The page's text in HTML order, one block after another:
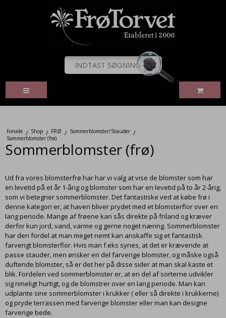
Forside / Shop / FRØ / Sommerblomster/Stauder /
Sommerblomster (frø)
Sommerblomster (frø)
Ud fra vores blomsterfrø har har vi valg at vise de blomster som har
en levetid på et år 1-årig og blomster som har en levetid på to år 2-årig,
som vi betegner sommerblomster. Det fantastiske ved at købe frø i
denne kategori er, at haven bliver prydet med et blomsterflor over en
lang periode. Mange af frøene kan sås direkte på friland og kræver
derfor kun jord, vand, varme og gerne noget næring. Sommerblomster
har den fordel at man meget nemt kan anskaffe sig et fantastisk
farverigt blomsterflor. Hvis man f.eks synes, at det er krævende at
passe stauder, men ønsker en del farverige blomster, og måske også
duftende blomster, så er det her på disse sider at man skal kaste et
blik. Fordelen ved sommerblomster er, at en del af sorterne udvikler
sig rimeligt hurtigt, og de blomstrer over en lang periode. Man kan
udplante sine sommerblomster i krukker ( eller så direkte i krukkerne)
og pryde terrassen med farverige blomster eller man kan designe
farverige bede.